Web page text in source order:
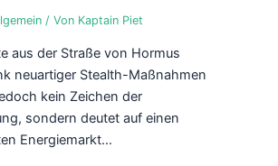
/ Von Kaptain Piet
aus der Straße von Hormus
neuartiger Stealth-Maßnahmen
kein Zeichen der
sondern deutet auf einen
Energiemarkt…